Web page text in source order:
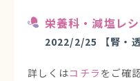
栄養科・減塩レシ
2022/2/25 【腎・
詳しくはコチラ をご確